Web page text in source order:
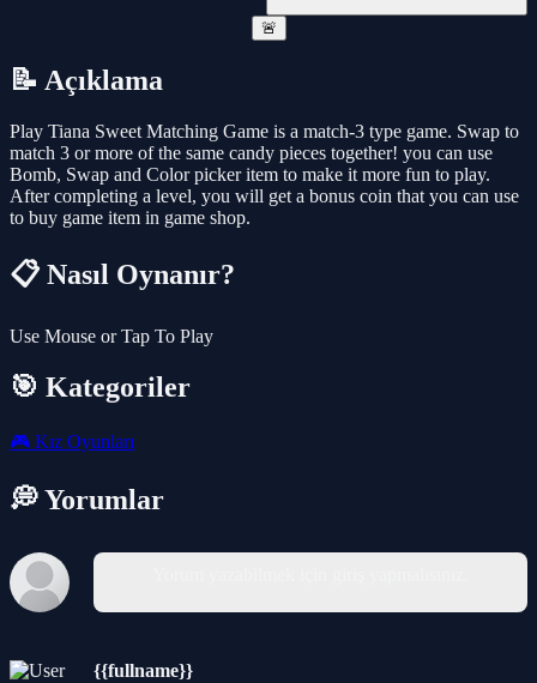
🚨
📝 Açıklama
Play Tiana Sweet Matching Game is a match-3 type game. Swap to
match 3 or more of the same candy pieces together! you can use
Bomb, Swap and Color picker item to make it more fun to play.
After completing a level, you will get a bonus coin that you can use
to buy game item in game shop.
📋 Nasıl Oynanır?
Use Mouse or Tap To Play
🎯 Kategoriler
🎮 Kız Oyunları
💭 Yorumlar
{{fullname}}